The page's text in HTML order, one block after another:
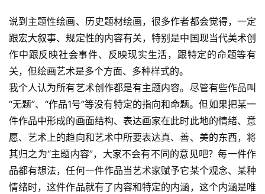
说到主题性绘画、历史题材绘画，很多作者都会觉得，一定
跟宏大叙事、规定性的内容有关，特别是中国现当代美术创
作中跟反映社会事件、反映现实生活，跟特定的命题等有
关，但绘画艺术是多个方面、多种样式的。
我个人认为所有艺术创作都是有主题内容。尽管有些作品叫
“无题”、“作品1号”等没有特定的指向和命题。但如果把某一
件作品中形成的画面结构、表达画家在此时此地的情绪、意
愿、艺术上的趋向和艺术中所要表达真、善、美的东西，将
其归之为“主题内容”，大家不会有不同的意见吧？每一件作
品都有想法，任何一件作品当艺术家赋予它某个观念、某种
情绪时，这件作品就有了内容和特定的内涵，这个内涵是唯